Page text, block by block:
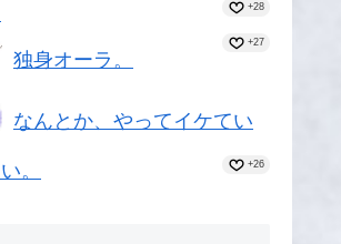
+28
独身オーラ。
+27
なんとか、やってイケてい
。 +26